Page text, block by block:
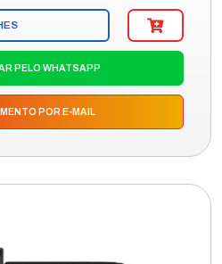
PELO WHATSAPP
POR E-MAIL